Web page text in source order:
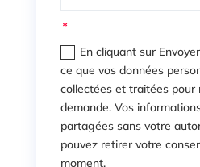
En cliquant sur
ce que vos données
collectées et traitées pour
demande. Vos
partagées sans votre
pouvez retirer votre
moment.